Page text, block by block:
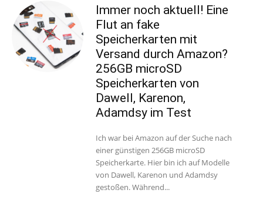
Immer noch aktuell! Eine
Flut an fake
Speicherkarten mit
Versand durch Amazon?
256GB microSD
Speicherkarten von
Dawell, Karenon,
Adamdsy im Test
Ich war bei Amazon auf der Suche nach
einer günstigen 256GB microSD
Speicherkarte. Hier bin ich auf Modelle
von Dawell, Karenon und Adamdsy
gestoßen. Während...